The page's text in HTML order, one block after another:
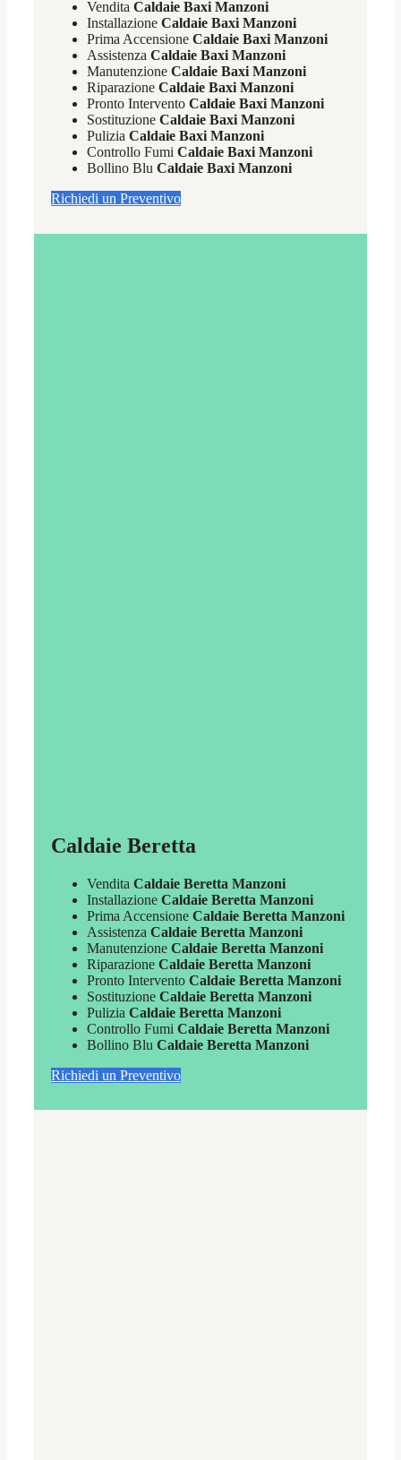
Vendita Caldaie Baxi Manzoni
Installazione Caldaie Baxi Manzoni
Prima Accensione Caldaie Baxi Manzoni
Assistenza Caldaie Baxi Manzoni
Manutenzione Caldaie Baxi Manzoni
Riparazione Caldaie Baxi Manzoni
Pronto Intervento Caldaie Baxi Manzoni
Sostituzione Caldaie Baxi Manzoni
Pulizia Caldaie Baxi Manzoni
Controllo Fumi Caldaie Baxi Manzoni
Bollino Blu Caldaie Baxi Manzoni
Richiedi un Preventivo
Caldaie Beretta
Vendita Caldaie Beretta Manzoni
Installazione Caldaie Beretta Manzoni
Prima Accensione Caldaie Beretta Manzoni
Assistenza Caldaie Beretta Manzoni
Manutenzione Caldaie Beretta Manzoni
Riparazione Caldaie Beretta Manzoni
Pronto Intervento Caldaie Beretta Manzoni
Sostituzione Caldaie Beretta Manzoni
Pulizia Caldaie Beretta Manzoni
Controllo Fumi Caldaie Beretta Manzoni
Bollino Blu Caldaie Beretta Manzoni
Richiedi un Preventivo